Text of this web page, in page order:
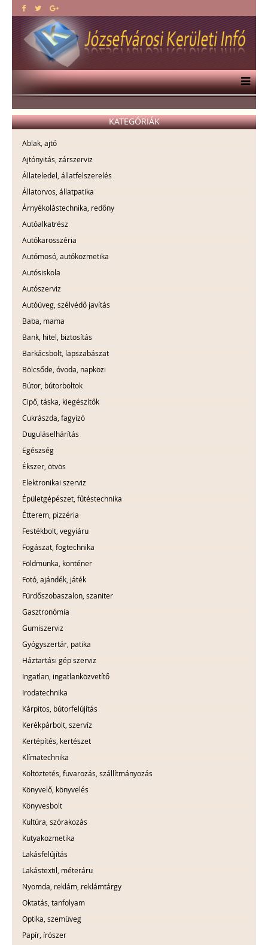
KATEGÓRIÁK
Ablak, ajtó
Ajtónyitás, zárszerviz
Állateledel, állatfelszerelés
Állatorvos, állatpatika
Árnyékolástechnika, redőny
Autóalkatrész
Autókarosszéria
Autómosó, autókozmetika
Autósiskola
Autószerviz
Autóüveg, szélvédő javítás
Baba, mama
Bank, hitel, biztosítás
Barkácsbolt, lapszabászat
Bölcsőde, óvoda, napközi
Bútor, bútorboltok
Cipő, táska, kiegészítők
Cukrászda, fagyizó
Duguláselhárítás
Egészség
Ékszer, ötvös
Elektronikai szerviz
Épületgépészet, fűtéstechnika
Étterem, pizzéria
Festékbolt, vegyiáru
Fogászat, fogtechnika
Földmunka, konténer
Fotó, ajándék, játék
Fürdőszobaszalon, szaniter
Gasztronómia
Gumiszerviz
Gyógyszertár, patika
Háztartási gép szerviz
Ingatlan, ingatlanközvetítő
Irodatechnika
Kárpitos, bútorfelújítás
Kerékpárbolt, szervíz
Kertépítés, kertészet
Klímatechnika
Költöztetés, fuvarozás, szállítmányozás
Könyvelő, könyvelés
Könyvesbolt
Kultúra, szórakozás
Kutyakozmetika
Lakásfelújítás
Lakástextil, méteráru
Nyomda, reklám, reklámtárgy
Oktatás, tanfolyam
Optika, szemüveg
Papír, írószer